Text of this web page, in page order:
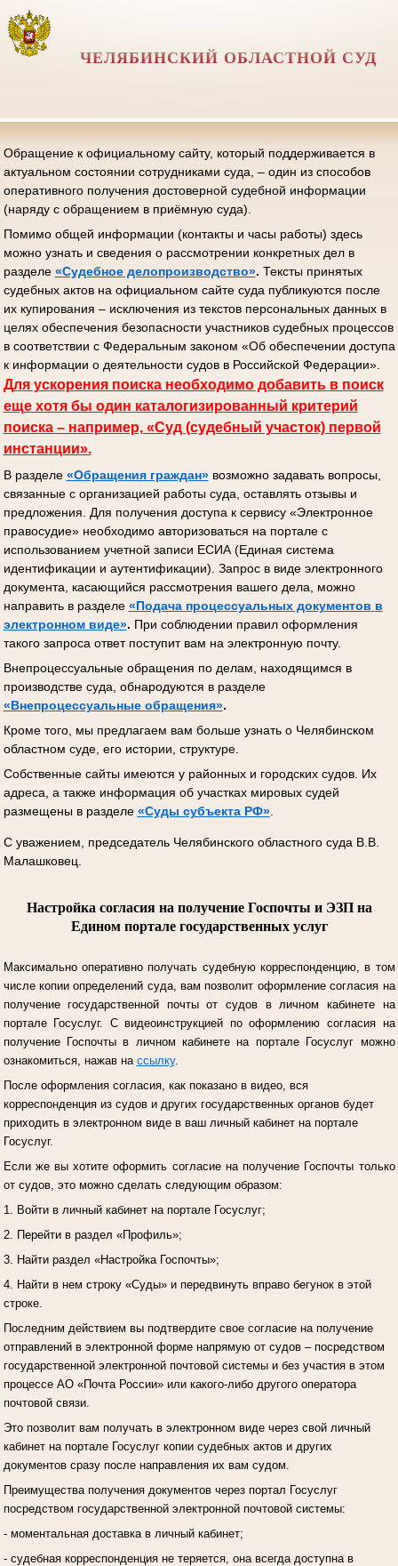
ЧЕЛЯБИНСКИЙ ОБЛАСТНОЙ СУД
Обращение к официальному сайту, который поддерживается в
актуальном состоянии сотрудниками суда, – один из способов
оперативного получения достоверной судебной информации
(наряду с обращением в приёмную суда).
Помимо общей информации (контакты и часы работы) здесь
можно узнать и сведения о рассмотрении конкретных дел в
разделе «Судебное делопроизводство». Тексты принятых
судебных актов на официальном сайте суда публикуются после
их купирования – исключения из текстов персональных данных в
целях обеспечения безопасности участников судебных процессов
в соответствии с Федеральным законом «Об обеспечении доступа
к информации о деятельности судов в Российской Федерации».
Для ускорения поиска необходимо добавить в поиск
еще хотя бы один каталогизированный критерий
поиска – например, «Суд (судебный участок) первой
инстанции».
В разделе «Обращения граждан»возможно задавать вопросы,
связанные с организацией работы суда, оставлять отзывы и
предложения. Для получения доступа к сервису «Электронное
правосудие» необходимо авторизоваться на портале с
использованием учетной записи ЕСИА (Единая система
идентификации и аутентификации). Запрос в виде электронного
документа, касающийся рассмотрения вашего дела, можно
направить в разделе «Подача процессуальных документов в
электронном виде». При соблюдении правил оформления
такого запроса ответ поступит вам на электронную почту.
Внепроцессуальные обращения по делам, находящимся в
производстве суда, обнародуются в разделе
«Внепроцессуальные обращения».
Кроме того, мы предлагаем вам больше узнать о Челябинском
областном суде, его истории, структуре.
Собственные сайты имеются у районных и городских судов. Их
адреса, а также информация об участках мировых судей
размещены в разделе «Суды субъекта РФ».
С уважением, председатель Челябинского областного суда В.В.
Малашковец.
Настройка согласия на получение Госпочты и ЭЗП на
Едином портале государственных услуг
Максимально оперативно получать судебную корреспонденцию, в том
числе копии определений суда, вам позволит оформление согласия на
получение государственной почты от судов в личном кабинете на
портале Госуслуг. С видеоинструкцией по оформлению согласия на
получение Госпочты в личном кабинете на портале Госуслуг можно
ознакомиться, нажав на ссылку.
После оформления согласия, как показано в видео, вся
корреспонденция из судов и других государственных органов будет
приходить в электронном виде в ваш личный кабинет на портале
Госуслуг.
Если же вы хотите оформить согласие на получение Госпочты только
от судов, это можно сделать следующим образом:
1. Войти в личный кабинет на портале Госуслуг;
2. Перейти в раздел «Профиль»;
3. Найти раздел «Настройка Госпочты»;
4. Найти в нем строку «Суды» и передвинуть вправо бегунок в этой
строке.
Последним действием вы подтвердите свое согласие на получение
отправлений в электронной форме напрямую от судов – посредством
государственной электронной почтовой системы и без участия в этом
процессе АО «Почта России» или какого-либо другого оператора
почтовой связи.
Это позволит вам получать в электронном виде через свой личный
кабинет на портале Госуслуг копии судебных актов и других
документов сразу после направления их вам судом.
Преимущества получения документов через портал Госуслуг
посредством государственной электронной почтовой системы:
- моментальная доставка в личный кабинет;
- судебная корреспонденция не теряется, она всегда доступна в